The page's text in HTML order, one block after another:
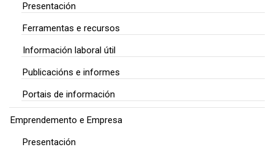
Presentación
Ferramentas e recursos
Información laboral útil
Publicacións e informes
Portais de información
Emprendemento e Empresa
Presentación